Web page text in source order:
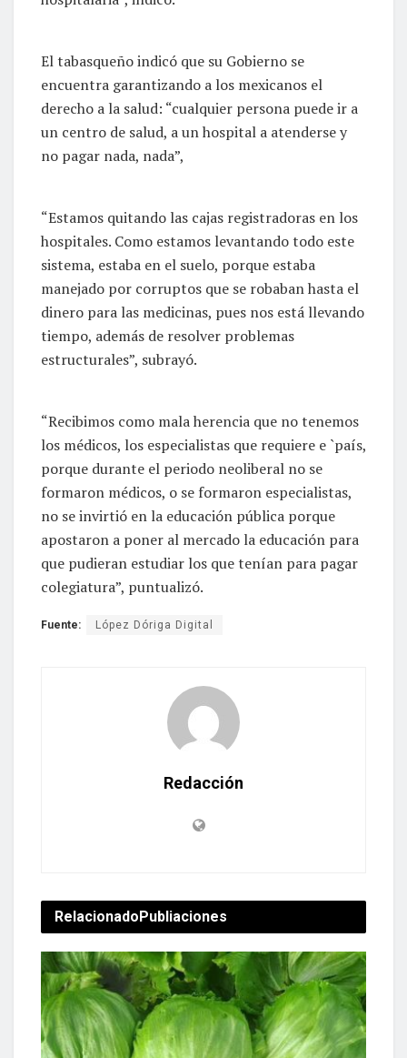
El tabasqueño indicó que su Gobierno se
encuentra garantizando a los mexicanos el
derecho a la salud: “cualquier persona puede ir a
un centro de salud, a un hospital a atenderse y
no pagar nada, nada”,
“Estamos quitando las cajas registradoras en los
hospitales. Como estamos levantando todo este
sistema, estaba en el suelo, porque estaba
manejado por corruptos que se robaban hasta el
dinero para las medicinas, pues nos está llevando
tiempo, además de resolver problemas
estructurales”, subrayó.
“Recibimos como mala herencia que no tenemos
los médicos, los especialistas que requiere e `país,
porque durante el periodo neoliberal no se
formaron médicos, o se formaron especialistas,
no se invirtió en la educación pública porque
apostaron a poner al mercado la educación para
que pudieran estudiar los que tenían para pagar
colegiatura”, puntualizó.
Fuente: López Dóriga Digital
Redacción
RelacionadoPubliaciones